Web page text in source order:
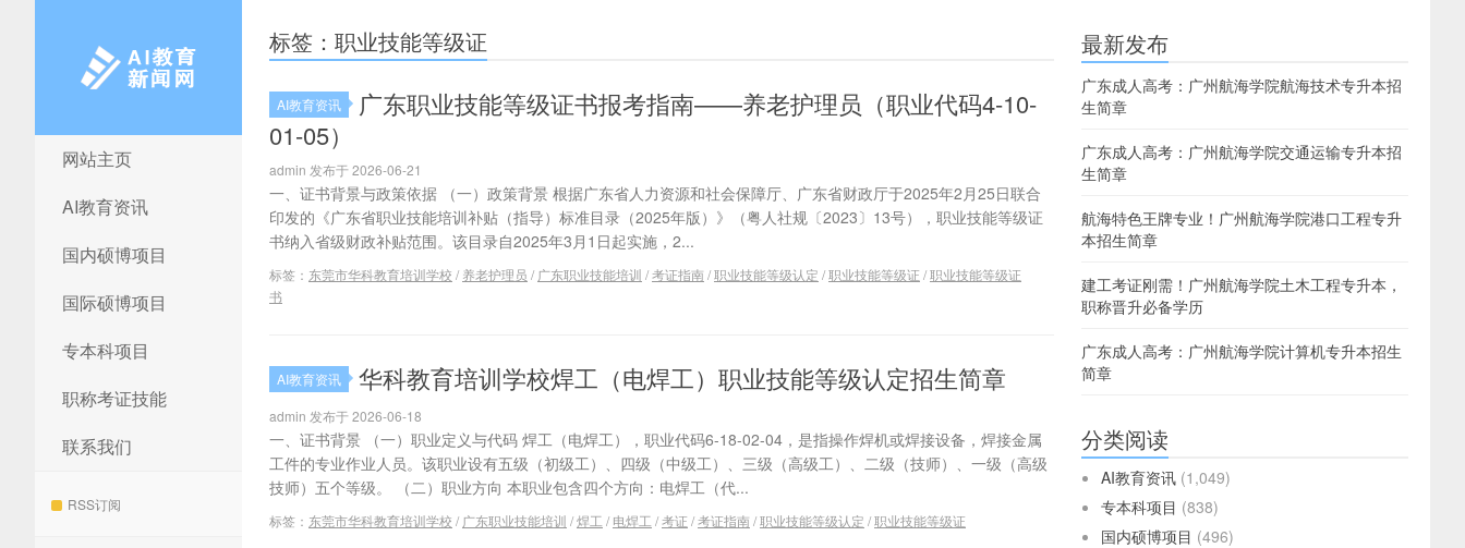
AI教育新闻网
网站主页
AI教育资讯
国内硕博项目
国际硕博项目
专本科项目
职称考证技能
联系我们
RSS订阅
标签：职业技能等级证
AI教育资讯
广东职业技能等级证书报考指南——养老护理员（职业代码4-10-
01-05）
admin 发布于 2026-06-21
一、证书背景与政策依据 （一）政策背景 根据广东省人力资源和社会保障厅、广东省财政厅于2025年2月25日联合
印发的《广东省职业技能培训补贴（指导）标准目录（2025年版）》（粤人社规〔2023〕13号），职业技能等级证
书纳入省级财政补贴范围。该目录自2025年3月1日起实施，2...
标签： 东莞市华科教育培训学校 / 养老护理员 / 广东职业技能培训 /考证指南 /职业技能等级认定 /职业技能等级证 /职业技能等级证
书
AI教育资讯 华科教育培训学校焊工（电焊工）职业技能等级认定招生简章
admin 发布于 2026-06-18
一、证书背景 （一）职业定义与代码 焊工（电焊工），职业代码6-18-02-04，是指操作焊机或焊接设备，焊接金属
工件的专业作业人员。该职业设有五级（初级工）、四级（中级工）、三级（高级工）、二级（技师）、一级（高级
技师）五个等级。 （二）职业方向 本职业包含四个方向：电焊工（代...
标签： 东莞市华科教育培训学校 / 广东职业技能培训 /焊工 / 电焊工 /考证 /考证指南 /职业技能等级认定 /职业技能等级证
最新发布
广东成人高考：广州航海学院航海技术专升本招
生简章
广东成人高考：广州航海学院交通运输专升本招
生简章
航海特色王牌专业！广州航海学院港口工程专升
本招生简章
建工考证刚需！广州航海学院土木工程专升本，
职称晋升必备学历
广东成人高考：广州航海学院计算机专升本招生
简章
分类阅读
AI教育资讯 (1,049)
专本科项目 (838)
国内硕博项目 (496)